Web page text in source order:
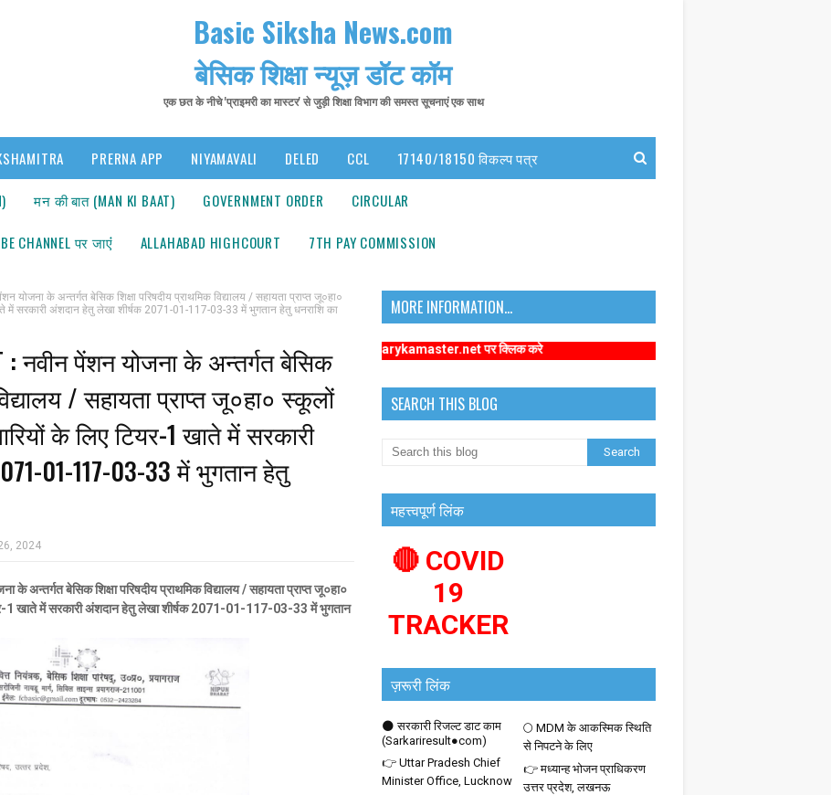
Basic Siksha News.com
बेसिक शिक्षा न्यूज़ डॉट कॉम
एक छत के नीचे 'प्राइमरी का मास्टर' से जुड़ी शिक्षा विभाग की समस्त सूचनाएं एक साथ
PRERNA APP NIYAMAVALI DELED CCL 17140/18150 विकल्प पत्र
मन की बात (MAN KI BAAT) GOVERNMENT ORDER CIRCULAR
CHANNEL पर जाएंं ALLAHABAD HIGHCOURT 7TH PAY COMMISSION
योजना के अन्तर्गत बेसिक शिक्षा परिषदीय प्राथमिक विद्यालय / सहायता प्राप्त जू०हा०
में सरकारी अंशदान हेतु लेखा शीर्षक 2071-01-117-03-33 में भुगतान हेतु धनराशि का
: नवीन पेंशन योजना के अन्तर्गत बेसिक
/ सहायता प्राप्त जू०हा० स्कूलों
के लिए टियर-1 खाते में सरकारी
01-117-03-33 में भुगतान हेतु
2024
बेसिक शिक्षा परिषदीय प्राथमिक विद्यालय / सहायता प्राप्त जू०हा०
1 खाते में सरकारी अंशदान हेतु लेखा शीर्षक 2071-01-117-03-33 में भुगतान
MORE INFORMATION...
सूचना: अधिक संबंधित समाचारों के लिए कृपया https://www.primarykamaster.net पर क्लिक करे
SEARCH THIS BLOG
महत्त्वपूर्ण लिंक
🔴 COVID
19
TRACKER
ज़रूरी लिंक
🌑 सरकारी रिजल्ट डाट काम
(Sarkariresult●com)
🌕 MDM के आकस्मिक स्थिति
से निपटने के लिए
👉 Uttar Pradesh Chief
Minister Office, Lucknow
👉 मध्यान्ह भोजन प्राधिकरण
उत्तर प्रदेश, लखनऊ